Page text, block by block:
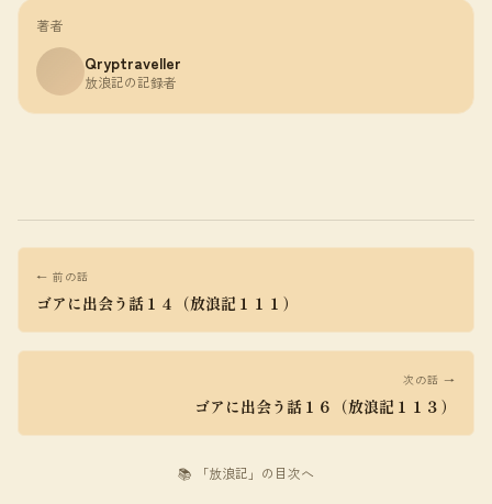
著者
Qryptraveller
放浪記の記録者
← 前の話
ゴアに出会う話１４（放浪記１１１）
次の話 →
ゴアに出会う話１６（放浪記１１３）
📚 「放浪記」の目次へ